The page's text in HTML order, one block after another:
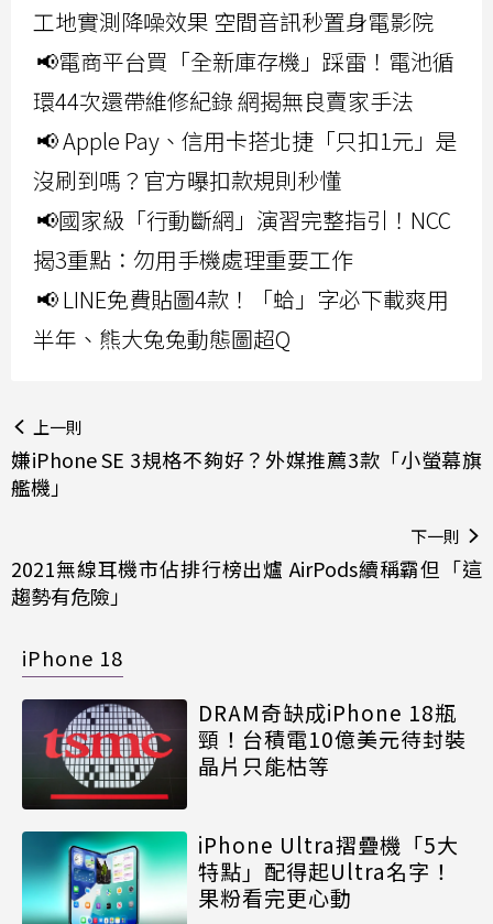
工地實測降噪效果 空間音訊秒置身電影院
📢電商平台買「全新庫存機」踩雷！電池循
環44次還帶維修紀錄 網揭無良賣家手法
📢 Apple Pay、信用卡搭北捷「只扣1元」是
沒刷到嗎？官方曝扣款規則秒懂
📢國家級「行動斷網」演習完整指引！NCC
揭3重點：勿用手機處理重要工作
📢 LINE免費貼圖4款！「蛤」字必下載爽用
半年、熊大兔兔動態圖超Q
上一則
嫌iPhone SE 3規格不夠好？外媒推薦3款「小螢幕旗
艦機」
下一則
2021無線耳機市佔排行榜出爐 AirPods續稱霸但「這
趨勢有危險」
iPhone 18
DRAM奇缺成iPhone 18瓶
頸！台積電10億美元待封裝
晶片只能枯等
iPhone Ultra摺疊機「5大
特點」配得起Ultra名字！
果粉看完更心動